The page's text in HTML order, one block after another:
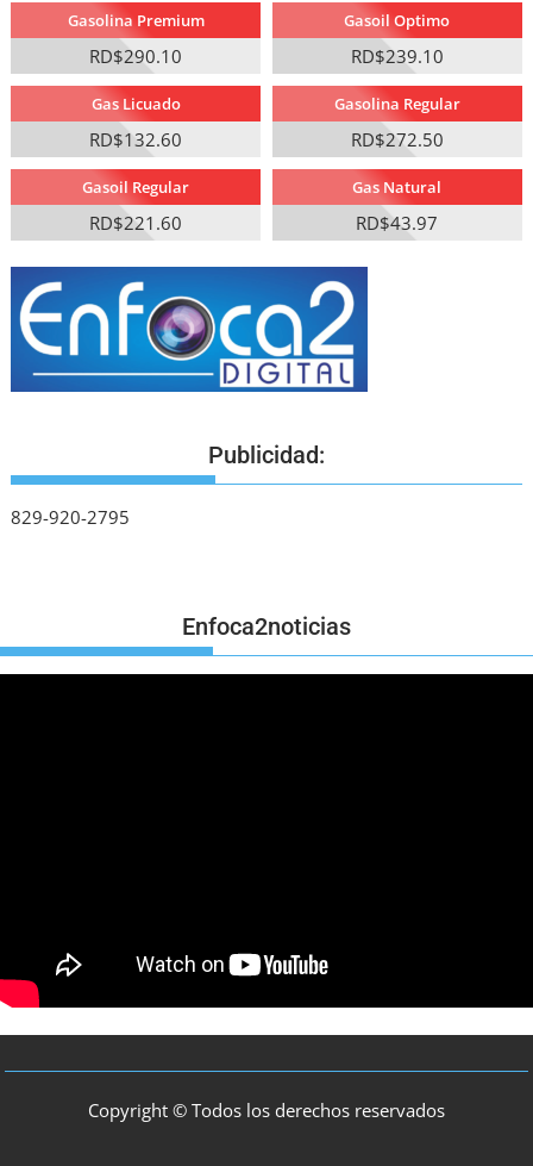
Gasolina Premium
RD$290.10
Gasoil Optimo
RD$239.10
Gas Licuado
RD$132.60
Gasolina Regular
RD$272.50
Gasoil Regular
RD$221.60
Gas Natural
RD$43.97
Publicidad:
829-920-2795
Enfoca2noticias
Copyright © Todos los derechos reservados